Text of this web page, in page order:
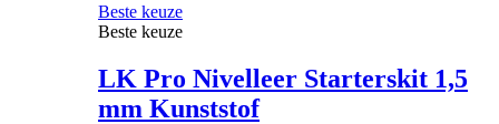
Beste keuze
Beste keuze
LK Pro Nivelleer Starterskit 1,5
mm Kunststof